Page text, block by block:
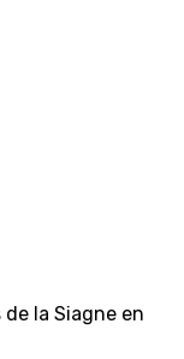
la Siagne en